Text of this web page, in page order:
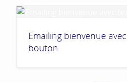
Emailing bienvenue
bouton